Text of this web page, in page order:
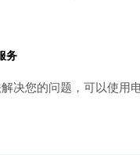
务
决您的问题，可以使用